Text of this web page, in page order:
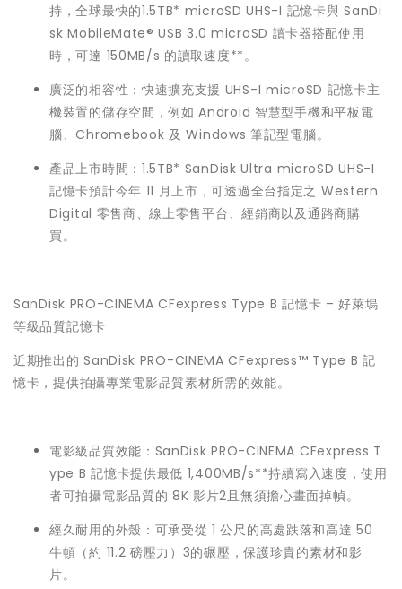
持，全球最快的1.5TB* microSD UHS-I 記憶卡與 SanDi
sk MobileMate® USB 3.0 microSD 讀卡器搭配使用
時，可達 150MB/s 的讀取速度**。
廣泛的相容性：快速擴充支援 UHS-I microSD 記憶卡主
機裝置的儲存空間，例如 Android 智慧型手機和平板電
腦、Chromebook 及 Windows 筆記型電腦。
產品上市時間：1.5TB* SanDisk Ultra microSD UHS-I
記憶卡預計今年 11 月上市，可透過全台指定之 Western
Digital 零售商、線上零售平台、經銷商以及通路商購
買。
SanDisk PRO-CINEMA CFexpress Type B 記憶卡 – 好萊塢
等級品質記憶卡
近期推出的 SanDisk PRO-CINEMA CFexpress™ Type B 記
憶卡，提供拍攝專業電影品質素材所需的效能。
電影級品質效能：SanDisk PRO-CINEMA CFexpress T
ype B 記憶卡提供最低 1,400MB/s**持續寫入速度，使用
者可拍攝電影品質的 8K 影片2且無須擔心畫面掉幀。
經久耐用的外殼：可承受從 1 公尺的高處跌落和高達 50
牛頓（約 11.2 磅壓力）3的碾壓，保護珍貴的素材和影
片。